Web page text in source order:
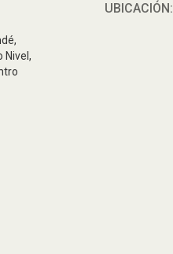
Nivel,
UBICACIÓN: